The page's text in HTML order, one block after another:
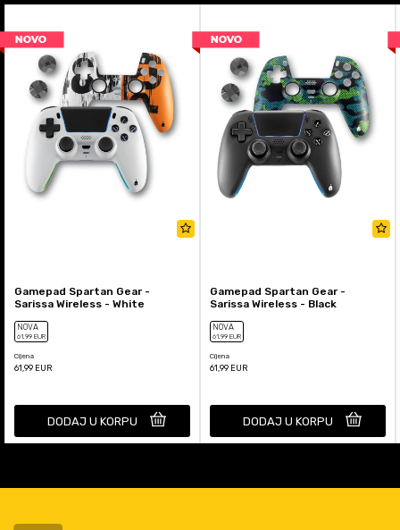
Gamepad Spartan Gear -
Sarissa Wireless - White
NOVA
61,99 EUR
Cijena
61,99 EUR
DODAJ U KORPU
Gamepad Spartan Gear -
Sarissa Wireless - Black
NOVA
61,99 EUR
Cijena
61,99 EUR
DODAJ U KORPU